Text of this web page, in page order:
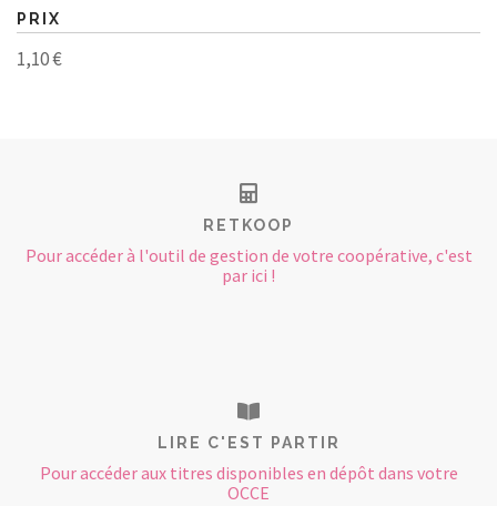
PRIX
1,10 €
RETKOOP
Pour accéder à l'outil de gestion de votre coopérative, c'est
par ici !
LIRE C'EST PARTIR
Pour accéder aux titres disponibles en dépôt dans votre
OCCE